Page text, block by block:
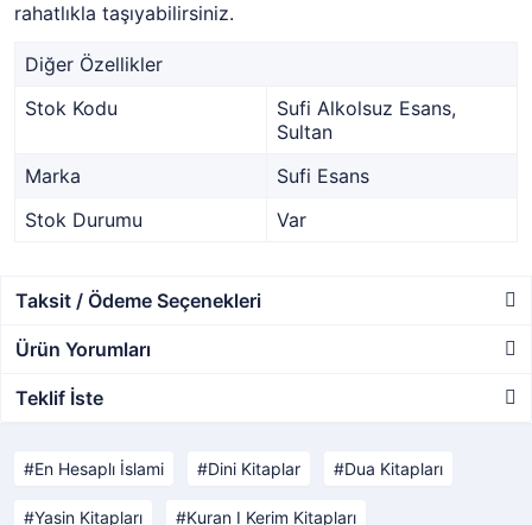
rahatlıkla taşıyabilirsiniz.
Diğer Özellikler
Stok Kodu
Sufi Alkolsuz Esans,
Sultan
Marka
Sufi Esans
Stok Durumu
Var
Taksit / Ödeme Seçenekleri
Ürün Yorumları
Teklif İste
En Hesaplı İslami Dini Kitaplar Dua Kitapları
Yasin Kitapları Kuran I Kerim Kitapları